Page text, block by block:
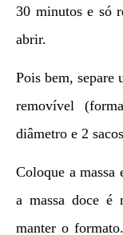
30 minutos e só
abrir.
Pois bem, separe
removível
diâmetro e 2
Coloque a massa
a massa doce é
manter o